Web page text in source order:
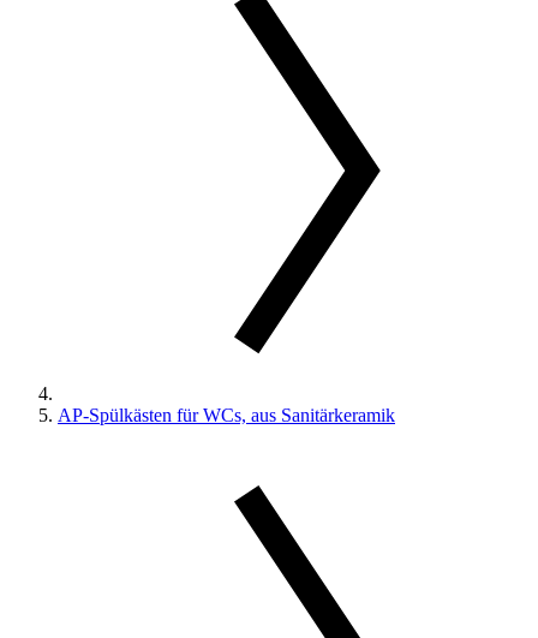
AP-Spülkästen für WCs, aus Sanitärkeramik